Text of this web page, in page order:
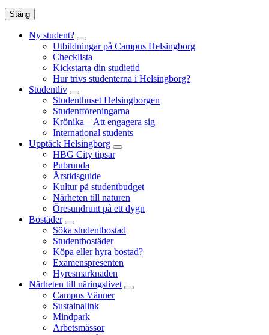
Stäng
Ny student?
Utbildningar på Campus Helsingborg
Checklista
Kickstarta din studietid
Hur trivs studenterna i Helsingborg?
Studentliv
Studenthuset Helsingborgen
Studentföreningarna
Krönika – Att engagera sig
International students
Upptäck Helsingborg
HBG City tipsar
Pubrunda
Årstidsguide
Kultur på studentbudget
Närheten till naturen
Öresundrunt på ett dygn
Bostäder
Söka studentbostad
Studentbostäder
Köpa eller hyra bostad?
Examenspresenten
Hyresmarknaden
Närheten till näringslivet
Campus Vänner
Sustainalink
Mindpark
Arbetsmässor